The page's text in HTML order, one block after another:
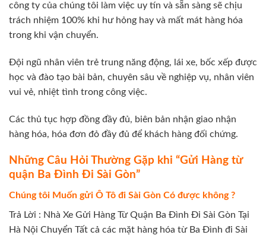
công ty của chúng tôi làm việc uy tín và sẵn sàng sẽ chịu
trách nhiệm 100% khi hư hỏng hay và mất mát hàng hóa
trong khi vận chuyển.
Đội ngũ nhân viên trẻ trung năng động, lái xe, bốc xếp được
học và đào tạo bài bản, chuyên sâu về nghiệp vụ, nhân viên
vui vẻ, nhiệt tình trong công việc.
Các thủ tục hợp đồng đầy đủ, biên bản nhận giao nhận
hàng hóa, hóa đơn đỏ đầy đủ để khách hàng đối chứng.
Những Câu Hỏi Thường Gặp khi “Gửi Hàng từ
quận Ba Đình Đi Sài Gòn”
Chúng tôi Muốn gửi Ô Tô đi Sài Gòn Có được không ?
Trả Lời : Nhà Xe Gửi Hàng Từ Quận Ba Đình Đi Sài Gòn Tại
Hà Nội Chuyển Tất cả các mặt hàng hóa từ Ba Đình đi Sài